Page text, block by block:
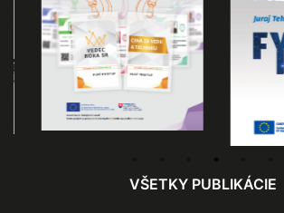
VŠETKY PUBLIKÁCIE